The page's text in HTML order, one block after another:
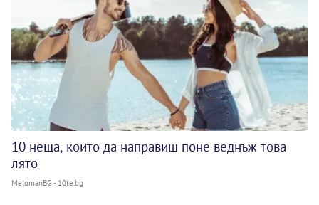
10 неща, които да направиш поне веднъж това
лято
MelomanBG - 10te.bg